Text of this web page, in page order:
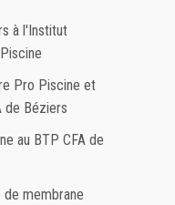
à l'Institut
Pro Piscine et
de Béziers
au BTP CFA de
membrane